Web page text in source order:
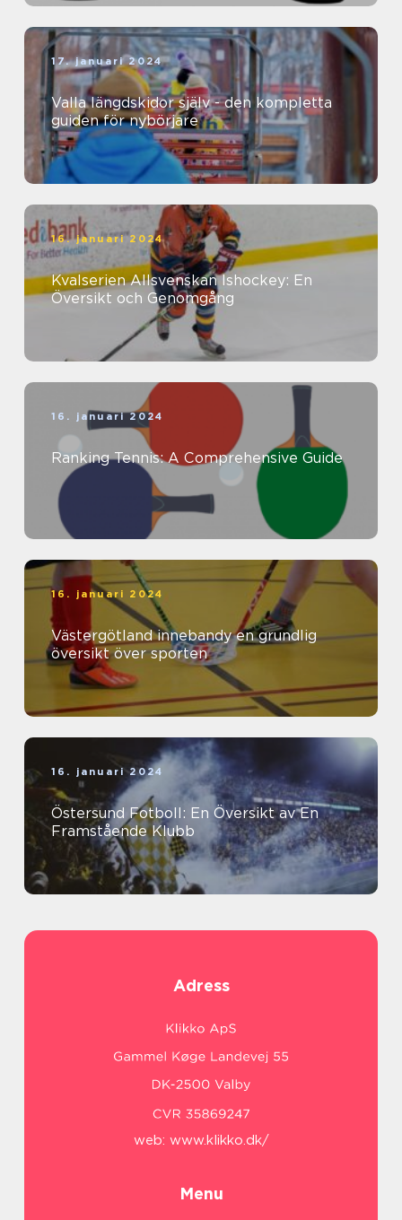
17. januari 2024
Valla längdskidor själv - den kompletta
guiden för nybörjare
16. januari 2024
Kvalserien Allsvenskan Ishockey: En
Översikt och Genomgång
16. januari 2024
Ranking Tennis: A Comprehensive Guide
16. januari 2024
Västergötland innebandy en grundlig
översikt över sporten
16. januari 2024
Östersund Fotboll: En Översikt av En
Framstående Klubb
Adress
web: www.klikko.dk/
Menu